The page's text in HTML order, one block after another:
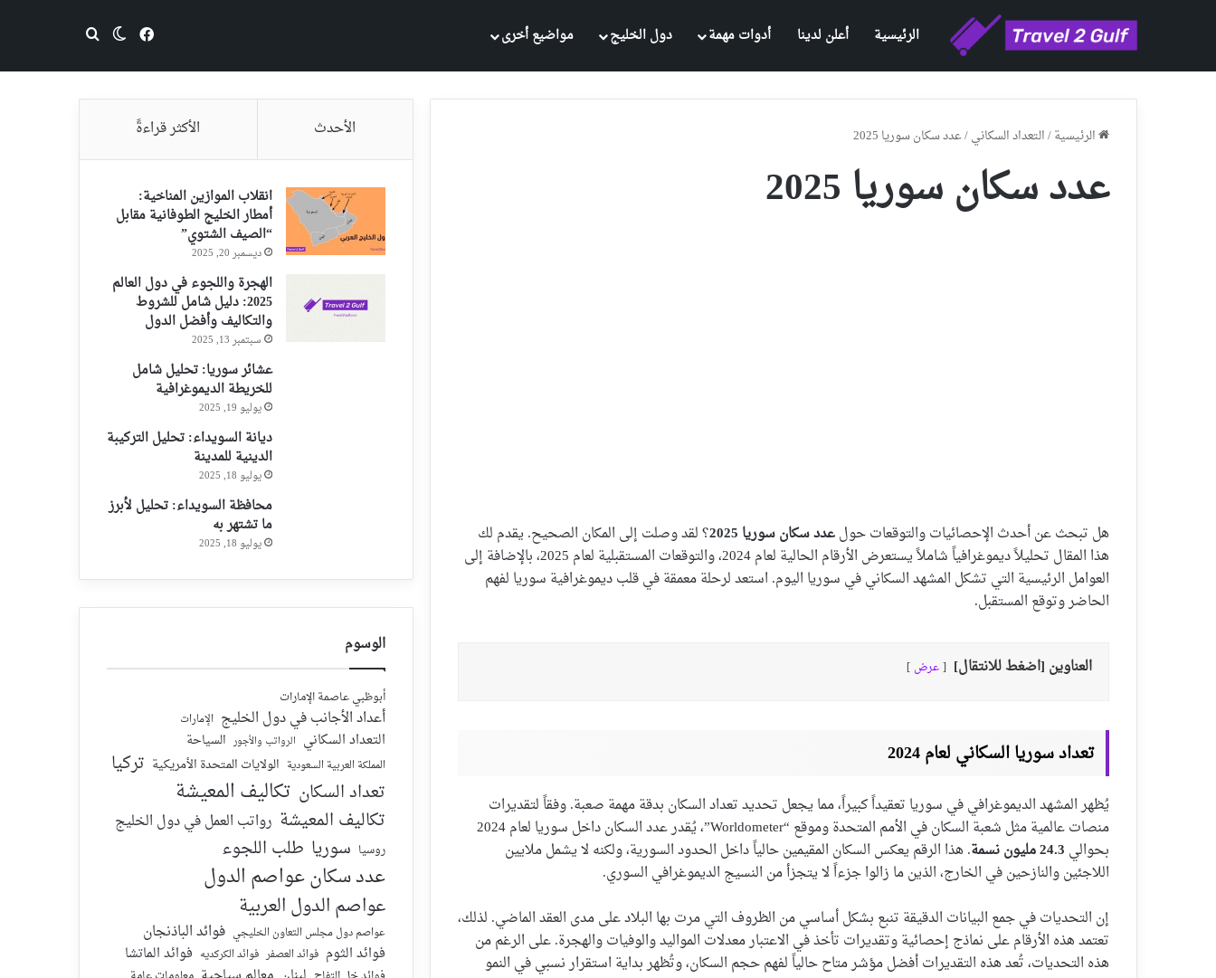
الرئيسية أعلن لدينا أدوات مهمة دول الخليج مواضيع أخرى فيسبوكالوضع المظلم
بحث عن
الرئيسية/التعداد السكاني/عدد سكان سوريا 2025
عدد سكان سوريا 2025
هل تبحث عن أحدث الإحصائيات والتوقعات حولعدد سكان سوريا 2025
؟ لقد وصلت إلى المكان الصحيح. يقدم لك
هذا المقال تحليلاً ديموغرافياً شاملاً يستعرض الأرقام الحالية لعام 2024، والتوقعات المستقبلية لعام 2025، بالإضافة إلى
العوامل الرئيسية التي تشكل المشهد السكاني في سوريا اليوم. استعد لرحلة معمقة في قلب ديموغرافية سوريا لفهم
الحاضر وتوقع المستقبل.
العناوين [اضغط للانتقال] عرض
تعداد سوريا السكاني لعام 2024
يُظهر المشهد الديموغرافي في سوريا تعقيداً كبيراً، مما يجعل تحديد تعداد السكان بدقة مهمة صعبة. وفقاً لتقديرات
منصات عالمية مثل شعبة السكان في الأمم المتحدة وموقع “Worldometer”، يُقدر عدد السكان داخل سوريا لعام 2024
بحوالي 24.3 مليون نسمة
. هذا الرقم يعكس السكان المقيمين حالياً داخل الحدود السورية، ولكنه لا يشمل ملايين
اللاجئين والنازحين في الخارج، الذين ما زالوا جزءاً لا يتجزأ من النسيج الديموغرافي السوري.
إن التحديات في جمع البيانات الدقيقة تنبع بشكل أساسي من الظروف التي مرت بها البلاد على مدى العقد الماضي. لذلك،
تعتمد هذه الأرقام على نماذج إحصائية وتقديرات تأخذ في الاعتبار معدلات المواليد والوفيات والهجرة. على الرغم من
هذه التحديات، تُعد هذه التقديرات أفضل مؤشر متاح حالياً لفهم حجم السكان، وتُظهر بداية استقرار نسبي في النمو
الأحدث الأكثر قراءةً
انقلاب الموازين المناخية:
أمطار الخليج الطوفانية مقابل
“الصيف الشتوي”
ديسمبر 20, 2025
الهجرة واللجوء في دول العالم
2025: دليل شامل للشروط
والتكاليف وأفضل الدول
سبتمبر 13, 2025
عشائر سوريا: تحليل شامل
للخريطة الديموغرافية
يوليو 19, 2025
ديانة السويداء: تحليل التركيبة
الدينية للمدينة
يوليو 18, 2025
محافظة السويداء: تحليل لأبرز
ما تشتهر به
يوليو 18, 2025
الوسوم
أبوظبي عاصمة الإمارات
أعداد الأجانب في دول الخليج الإمارات
التعداد السكاني الرواتب والأجور السياحة
المملكة العربية السعودية الولايات المتحدة الأمريكية تركيا
تعداد السكان تكاليف المعيشة
تكاليف المعيشة رواتب العمل في دول الخليج
روسيا سوريا طلب اللجوء
عدد سكان عواصم الدول
عواصم الدول العربية
عواصم دول مجلس التعاون الخليجي فوائد الباذنجان
فوائد الثوم فوائد العصفر فوائد الكركديه فوائد الماتشا